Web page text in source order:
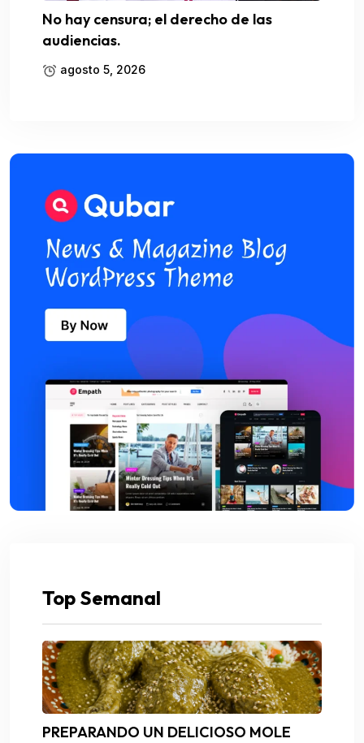
No hay censura; el derecho de las
audiencias.
agosto 5, 2026
Top Semanal
PREPARANDO UN DELICIOSO MOLE